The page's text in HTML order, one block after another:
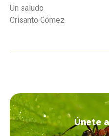
Un saludo,
Crisanto Gómez
Únete